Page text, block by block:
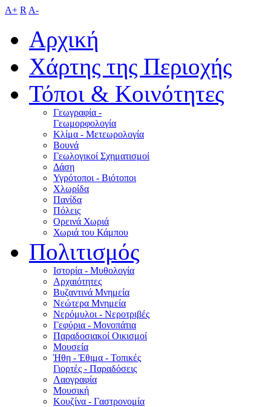
A+ R A-
Αρχική
Χάρτης της Περιοχής
Τόποι & Κοινότητες
Γεωγραφία -
Γεωμορφολογία
Κλίμα - Mετεωρολογία
Βουνά
Γεωλογικοί Σχηματισμοί
Δάση
Υγρότοποι - Βιότοποι
Χλωρίδα
Πανίδα
Πόλεις
Ορεινά Χωριά
Χωριά του Κάμπου
Πολιτισμός
Ιστορία - Μυθολογία
Αρχαιότητες
Βυζαντινά Μνημεία
Νεώτερα Μνημεία
Νερόμυλοι - Nεροτριβές
Γεφύρια - Μονοπάτια
Παραδοσιακοί Οικισμοί
Μουσεία
Ήθη - Έθιμα - Τοπικές
Γιορτές - Παραδόσεις
Λαογραφία
Μουσική
Κουζίνα - Γαστρονομία